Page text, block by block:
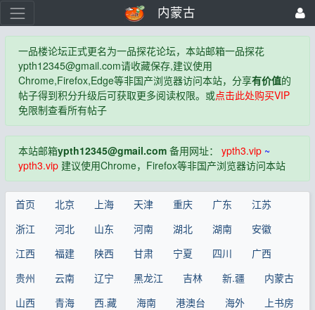
内蒙古
一品楼论坛正式更名为一品探花论坛，本站邮箱一品探花
ypth12345@gmail.com请收藏保存,建议使用
Chrome,Firefox,Edge等非国产浏览器访问本站，分享有价值的
帖子得到积分升级后可获取更多阅读权限。或点击此处购买VIP
免限制查看所有帖子
本站邮箱ypth12345@gmail.com备用网址： ypth3.vip~
ypth3.vip建议使用Chrome，Firefox等非国产浏览器访问本站
首页 北京 上海 天津 重庆 广东
江苏
浙江
河北 山东 河南 湖北 湖南
安徽
江西
福建 陕西 甘肃 宁夏 四川
广西
贵州
云南 辽宁 黑龙江 吉林 新.疆
内蒙古
山西
青海 西.藏 海南 港澳台 海外
上书房